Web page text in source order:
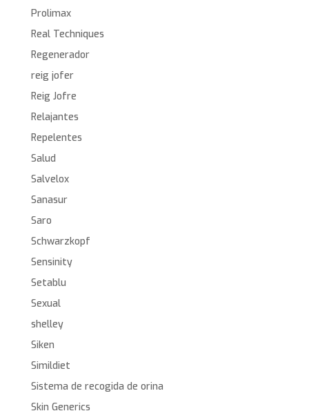
Prolimax
Real Techniques
Regenerador
reig jofer
Reig Jofre
Relajantes
Repelentes
Salud
Salvelox
Sanasur
Saro
Schwarzkopf
Sensinity
Setablu
Sexual
shelley
Siken
Simildiet
Sistema de recogida de orina
Skin Generics